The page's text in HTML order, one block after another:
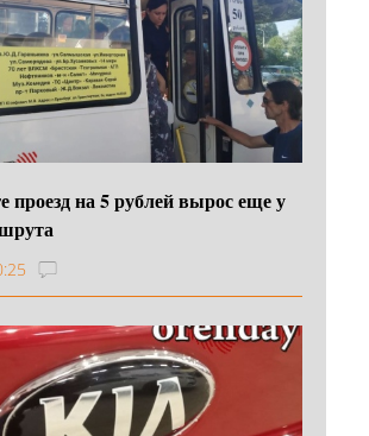
проезд на 5 рублей вырос еще у